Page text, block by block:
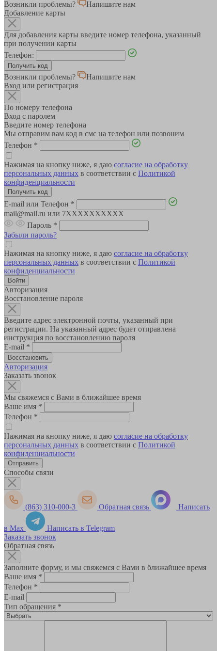
Возникли проблемы?
Напишите нам
Добавление карты
Для добавления карты введите номер телефона, указанный
при получении карты
Телефон:
Возникли проблемы?
Напишите нам
Вход или регистрация
По номеру телефона
Вход с паролем
Введите номер телефона
Мы отправим вам код в смс на телефон или позвоним
Телефон *
Нажимая на кнопку ниже, я даю согласие на обработку
персональных данных в соответствии с Политикой
конфиденциальности
E-mail или Телефон *
mail@mail.ru или 7XXXXXXXXXX
Пароль *
Забыли пароль?
Нажимая на кнопку ниже, я даю согласие на обработку
персональных данных в соответствии с Политикой
конфиденциальности
Авторизация
Восстановление пароля
Введите адрес электронной почты, указанный при
регистрации. На указанный адрес будет отправлена
инструкция по восстановлению пароля
E-mail *
Авторизация
Заказать звонок
Мы свяжемся с Вами в ближайшее время
Ваше имя *
Телефон *
Нажимая на кнопку ниже, я даю согласие на обработку
персональных данных в соответствии с Политикой
конфиденциальности
Способы связи
(863) 310-000-3 Обратная связь Написать
в Max
Написать в Telegram
Заказать звонок
Обратная связь
Заполните форму, и мы свяжемся с Вами в ближайшее время
Ваше имя *
Телефон *
E-mail
Тип обращения *